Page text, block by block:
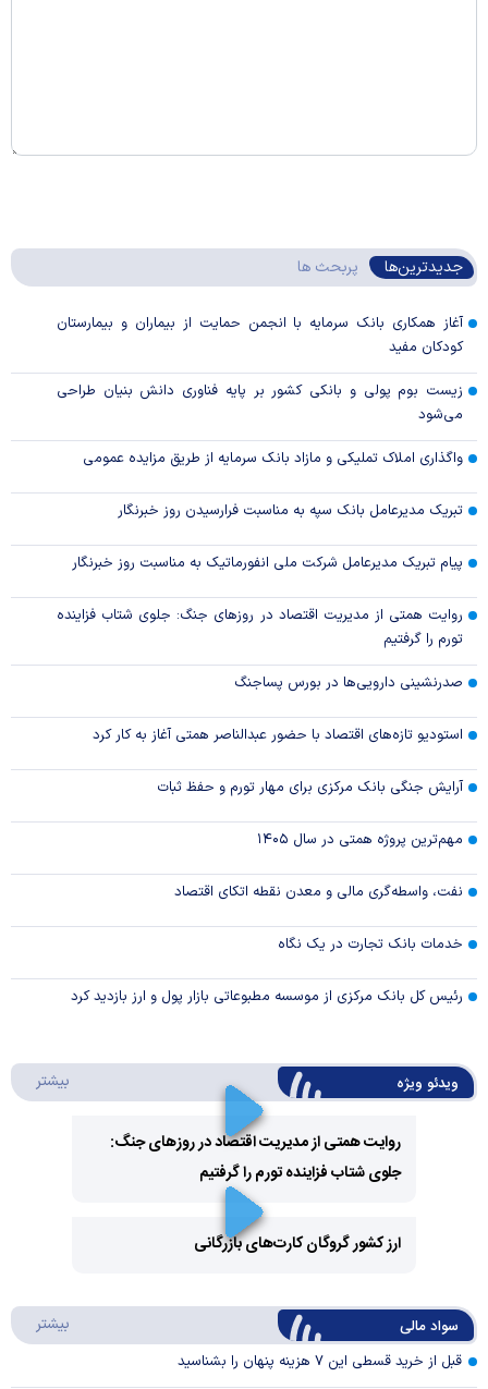
جدیدترین‌ها پربحث ها
آغاز همکاری بانک سرمایه با انجمن حمایت از بیماران و بیمارستان
کودکان مفید
زیست بوم پولی و بانکی کشور بر پایه فناوری دانش بنیان طراحی
می‌شود
واگذاری املاک تملیکی و مازاد بانک سرمایه از طریق مزایده عمومی
تبریک مدیرعامل بانک سپه به مناسبت فرارسیدن روز خبرنگار
پیام تبریک مدیرعامل شرکت ملی انفورماتیک به مناسبت روز خبرنگار
روایت همتی از مدیریت اقتصاد در روزهای جنگ: جلوی شتاب فزاینده
تورم را گرفتیم
صدرنشینی دارویی‌ها در بورس پساجنگ
استودیو تازه‌های اقتصاد با حضور عبدالناصر همتی آغاز به کار کرد
آرایش جنگی بانک مرکزی برای مهار تورم و حفظ ثبات
مهم‌ترین پروژه همتی در سال ۱۴۰۵
نفت، واسطه‌گری مالی و معدن نقطه اتکای اقتصاد
خدمات بانک تجارت در یک نگاه
رئیس کل بانک مرکزی از موسسه مطبوعاتی بازار پول و ارز بازدید کرد
ویدئو ویژه بیشتر
Play
Video
روایت همتی از مدیریت اقتصاد در روزهای جنگ:
جلوی شتاب فزاینده تورم را گرفتیم
Video
ارز کشور گروگان کارت‌های بازرگانی
سواد مالی بیشتر
قبل از خرید قسطی این ۷ هزینه پنهان را بشناسید